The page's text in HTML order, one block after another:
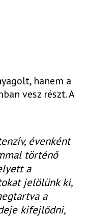
hanem a
vesz részt. A
évenként
történő
a
jelölünk ki,
a
kifejlődni,